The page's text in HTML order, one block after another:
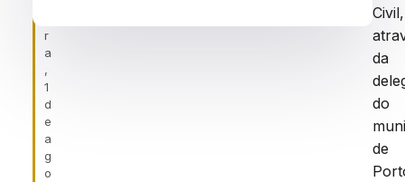
r
a
,
1
d
e
a
g
o
Civil,
da
do
de